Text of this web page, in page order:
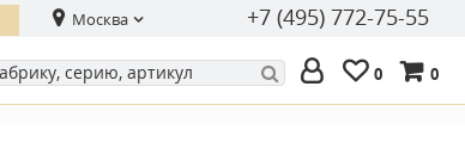
Москва +7 (495) 772-75-55
0 0